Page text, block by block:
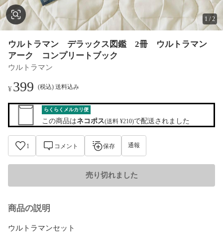
1 /2
ウルトラマン デラックス図鑑 2冊 ウルトラマン
アーク コンプリートブック
ウルトラマン
¥399 (税込) 送料込み
らくらくメルカリ便
この商品はネコポス(送料 ¥210)で配送されました
1 コメント 保存 通報
売り切れました
商品の説明
ウルトラマンセット